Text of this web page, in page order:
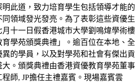
此道，致力培育學生包括領導才能的
領域發光發亮。為了表彰這些資優生
十一日假香港城市大學劉鳴煒學術樓
學苑頒獎典禮」。逾百位在本地、全
異的學員，以及對學苑和社會有傑出貢
。頒獎典禮由香港資優教育學苑董事
師, JP擔任主禮嘉賓。現場嘉賓雲